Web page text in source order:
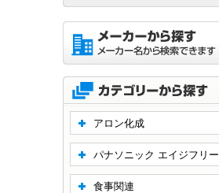
アロン化成
パナソニック エイジフリー
食事関連